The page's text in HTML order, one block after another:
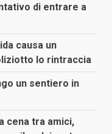
di entrare a
causa un
lo rintraccia
un sentiero in
cena tra amici,